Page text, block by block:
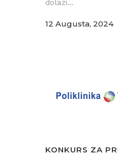
dolazi...
12 Augusta, 2024
KONKURS ZA